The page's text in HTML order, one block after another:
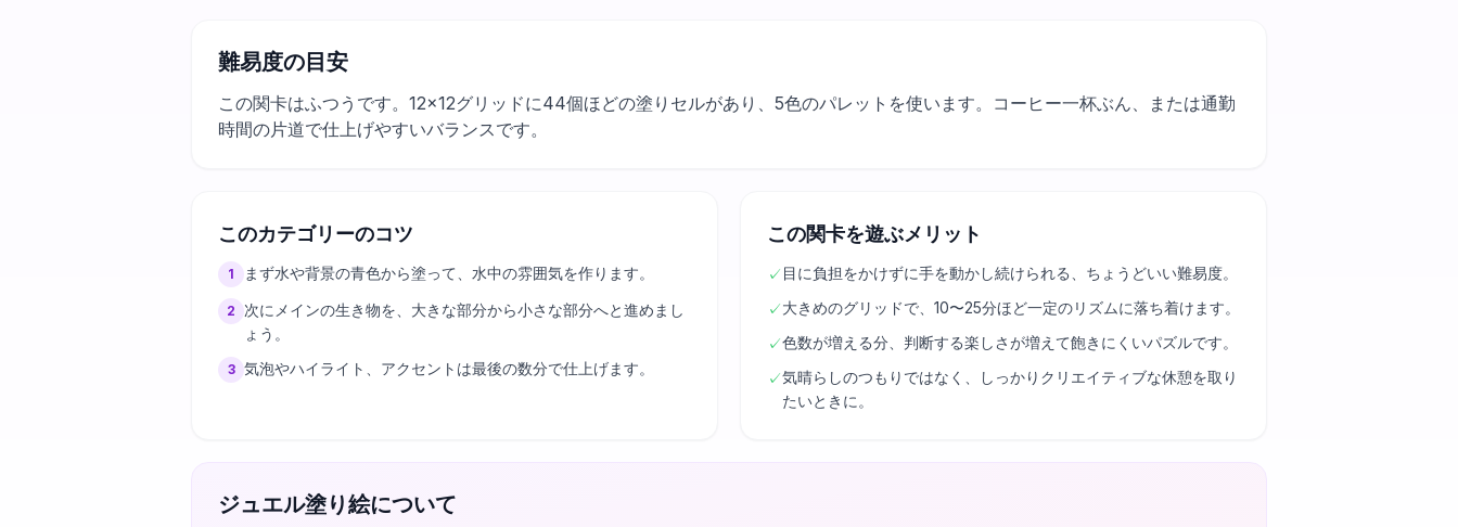
難易度の目安
この関卡はふつうです。12×12グリッドに44個ほどの塗りセルがあり、5色のパレットを使います。コーヒー一杯ぶん、または通勤
時間の片道で仕上げやすいバランスです。
このカテゴリーのコツ
1 まず水や背景の青色から塗って、水中の雰囲気を作ります。
2
次にメインの生き物を、大きな部分から小さな部分へと進めまし
ょう。
3 気泡やハイライト、アクセントは最後の数分で仕上げます。
この関卡を遊ぶメリット
✓ 目に負担をかけずに手を動かし続けられる、ちょうどいい難易度。
✓大きめのグリッドで、10〜25分ほど一定のリズムに落ち着けます。
✓色数が増える分、判断する楽しさが増えて飽きにくいパズルです。
✓気晴らしのつもりではなく、しっかりクリエイティブな休憩を取り
たいときに。
ジュエル塗り絵について